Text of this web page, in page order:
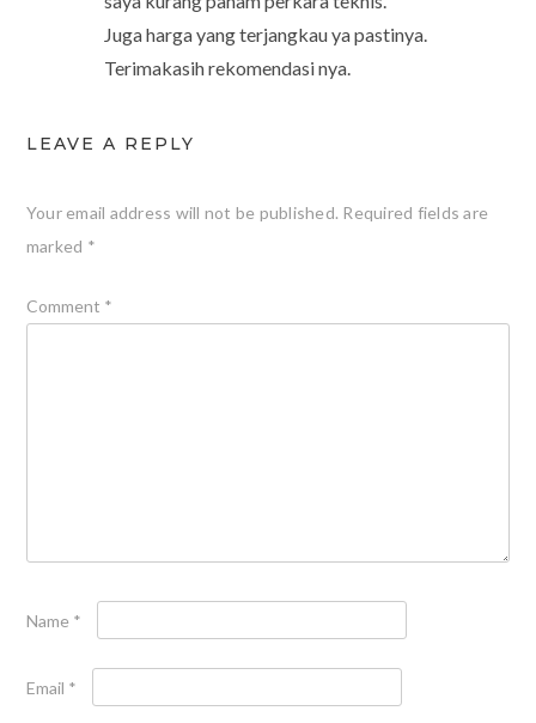
Juga harga yang terjangkau ya pastinya.
Terimakasih rekomendasi nya.
LEAVE A REPLY
Your email address will not be published. Required fields are
marked *
Comment *
Name *
Email *